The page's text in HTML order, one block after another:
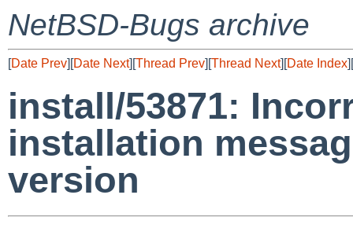
NetBSD-Bugs archive
[Date Prev][Date Next][Thread Prev][Thread Next][Date Index][
install/53871:
installation
version